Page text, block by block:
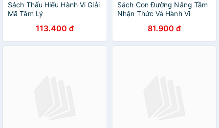
Sách Thấu Hiểu Hành Vi Giải
Mã Tâm Lý
113.400 đ
Sách Con Đường Nâng Tầm
Nhận Thức Và Hành Vi
81.900 đ